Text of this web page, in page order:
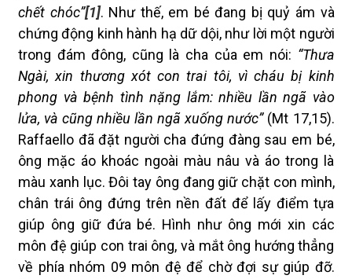
chết chóc”[1]. Như thế, em bé đang bị quỷ ám và
chứng động kinh hành hạ dữ dội, như lời một người
trong đám đông, cũng là cha của em nói: “Thưa
Ngài, xin thương xót con trai tôi, vì cháu bị kinh
phong và bệnh tình nặng lắm: nhiều lần ngã vào
lửa, và cũng nhiều lần ngã xuống nước”(Mt 17,15).
Raffaello đã đặt người cha đứng đàng sau em bé,
ông mặc áo khoác ngoài màu nâu và áo trong là
màu xanh lục. Đôi tay ông đang giữ chặt con mình,
chân trái ông đứng trên nền đất để lấy điểm tựa
giúp ông giữ đứa bé. Hình như ông mới xin các
môn đệ giúp con trai ông, và mắt ông hướng thẳng
về phía nhóm 09 môn đệ để chờ đợi sự giúp đỡ.